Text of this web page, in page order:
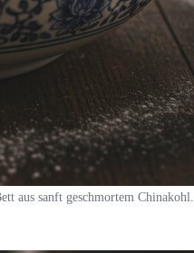
aus sanft geschmortem Chinakohl.